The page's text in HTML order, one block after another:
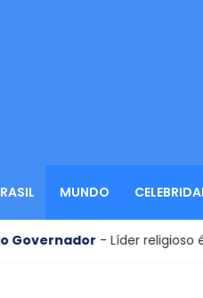
MUNDO
religioso é preso no Rio de